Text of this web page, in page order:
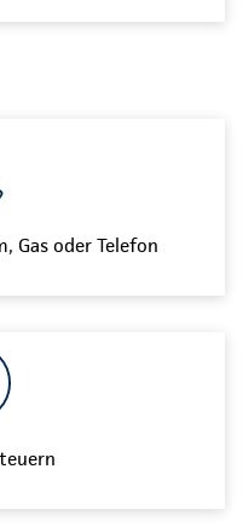
Gas oder Telefon